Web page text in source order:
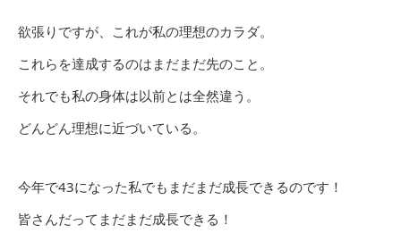
欲張りですが、これが私の理想のカラダ。
これらを達成するのはまだまだ先のこと。
それでも私の身体は以前とは全然違う。
どんどん理想に近づいている。
今年で43になった私でもまだまだ成長できるのです！
皆さんだってまだまだ成長できる！